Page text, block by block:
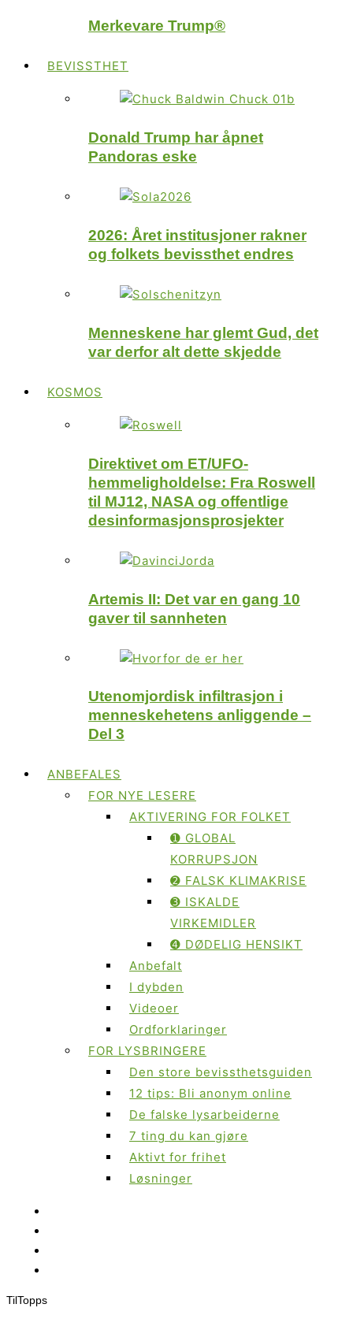
Merkevare Trump®
BEVISSTHET
Donald Trump har åpnet
Pandoras eske
2026: Året institusjoner rakner
og folkets bevissthet endres
Menneskene har glemt Gud, det
var derfor alt dette skjedde
KOSMOS
Direktivet om ET/UFO-
hemmeligholdelse: Fra Roswell
til MJ12, NASA og offentlige
desinformasjonsprosjekter
Artemis II: Det var en gang 10
gaver til sannheten
Utenomjordisk infiltrasjon i
menneskehetens anliggende –
Del 3
ANBEFALES
FOR NYE LESERE
AKTIVERING FOR FOLKET
➊ GLOBAL
KORRUPSJON
➋ FALSK KLIMAKRISE
➌ ISKALDE
VIRKEMIDLER
➍ DØDELIG HENSIKT
Anbefalt
I dybden
Videoer
Ordforklaringer
FOR LYSBRINGERE
Den store bevissthetsguiden
12 tips: Bli anonym online
De falske lysarbeiderne
7 ting du kan gjøre
Aktivt for frihet
Løsninger
TilTopps